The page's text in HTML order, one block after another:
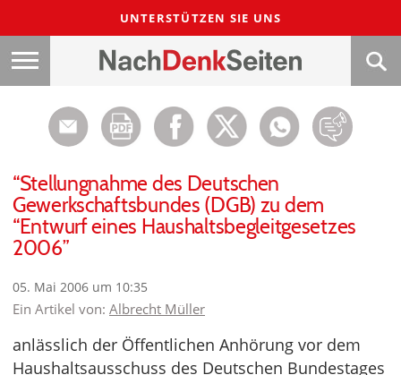
UNTERSTÜTZEN SIE UNS
“Stellungnahme des Deutschen
Gewerkschaftsbundes (DGB) zu dem
“Entwurf eines Haushaltsbegleitgesetzes
2006”
05. Mai 2006 um 10:35
Ein Artikel von: Albrecht Müller
anlässlich der Öffentlichen Anhörung vor dem
Haushaltsausschuss des Deutschen Bundestages